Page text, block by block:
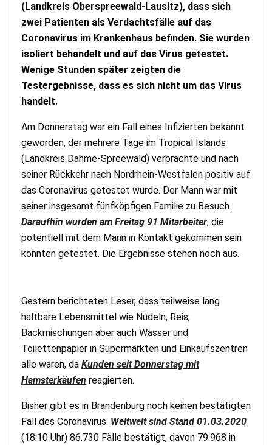
(Landkreis Oberspreewald-Lausitz), dass sich
zwei Patienten als Verdachtsfälle auf das
Coronavirus im Krankenhaus befinden. Sie wurden
isoliert behandelt und auf das Virus getestet.
Wenige Stunden später zeigten die
Testergebnisse, dass es sich nicht um das Virus
handelt.
Am Donnerstag war ein Fall eines Infizierten bekannt
geworden, der mehrere Tage im Tropical Islands
(Landkreis Dahme-Spreewald) verbrachte und nach
seiner Rückkehr nach Nordrhein-Westfalen positiv auf
das Coronavirus getestet wurde. Der Mann war mit
seiner insgesamt fünfköpfigen Familie zu Besuch.
Daraufhin wurden am Freitag 91 Mitarbeiter, die
potentiell mit dem Mann in Kontakt gekommen sein
könnten getestet. Die Ergebnisse stehen noch aus.
Gestern berichteten Leser, dass teilweise lang
haltbare Lebensmittel wie Nudeln, Reis,
Backmischungen aber auch Wasser und
Toilettenpapier in Supermärkten und Einkaufszentren
alle waren, da Kunden seit Donnerstag mit
Hamsterkäufen reagierten.
Bisher gibt es in Brandenburg noch keinen bestätigten
Fall des Coronavirus. Weltweit sind Stand 01.03.2020
(18:10 Uhr) 86.730 Fälle bestätigt, davon 79.968 in